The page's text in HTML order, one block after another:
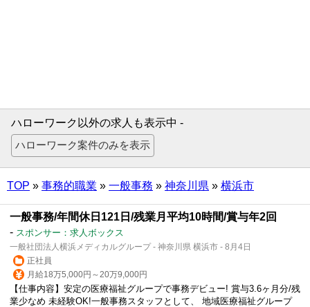
ハローワーク以外の求人も表示中 -
TOP » 事務的職業 » 一般事務 » 神奈川県 » 横浜市
一般事務/年間休日121日/残業月平均10時間/賞与年2回
- スポンサー：求人ボックス
一般社団法人横浜メディカルグループ - 神奈川県 横浜市 - 8月4日
正社員
月給18万5,000円～20万9,000円
【仕事内容】安定の医療福祉グループで事務デビュー! 賞与3.6ヶ月分/残
業少なめ 未経験OK!一般事務スタッフとして、 地域医療福祉グループ